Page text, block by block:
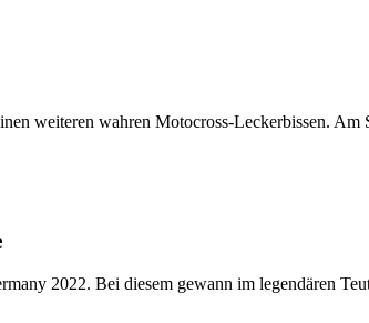
weiteren wahren Motocross-Leckerbissen. Am
2022. Bei diesem gewann im legendären